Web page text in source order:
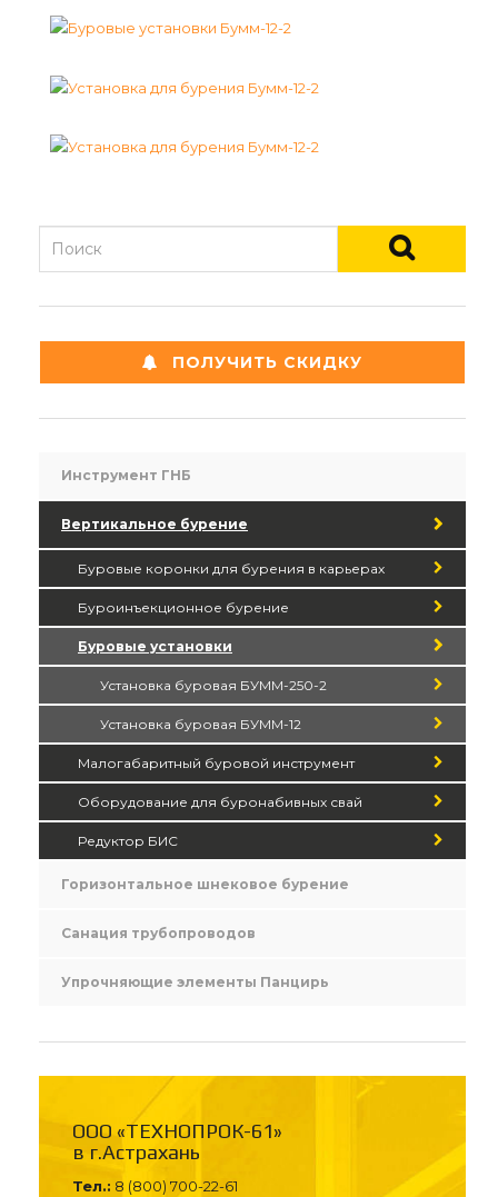
ПОЛУЧИТЬ СКИДКУ
Инструмент ГНБ
Вертикальное бурение
Буровые коронки для бурения в карьерах
Буроинъекционное бурение
Буровые установки
Установка буровая БУММ-250-2
Установка буровая БУММ-12
Малогабаритный буровой инструмент
Оборудование для буронабивных свай
Редуктор БИС
Горизонтальное шнековое бурение
Санация трубопроводов
Упрочняющие элементы Панцирь
ООО «ТЕХНОПРОК-61»
в г.Астрахань
Тел.: 8 (800) 700-22-61